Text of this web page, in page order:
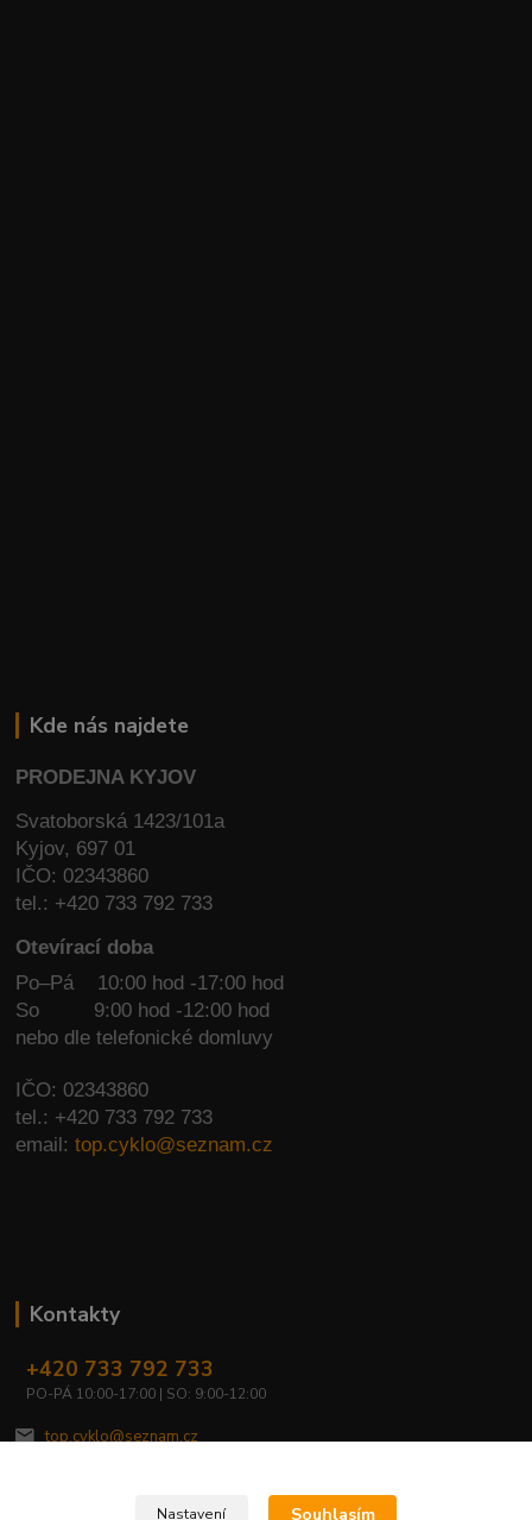
Kde nás najdete
PRODEJNA KYJOV
Svatoborská 1423/101a
Kyjov, 697 01
IČO: 02343860
tel.: +420 733 792 733
Otevírací doba
Po–Pá 10:00 hod -17:00 hod
So
9:00 hod -12:00 hod
nebo dle telefonické domluvy
IČO: 02343860
tel.: +420 733 792 733
email:top.cyklo@seznam.cz
Kontakty
+420 733 792 733
PO-PÁ 10:00-17:00 | SO: 9:00-12:00
top.cyklo@seznam.cz
Nastavení Souhlasím